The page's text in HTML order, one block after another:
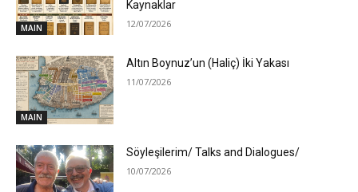
MAIN
Kaynaklar
12/07/2026
MAIN
Altın Boynuz’un (Haliç) İki Yakası
11/07/2026
Söyleşilerim/ Talks and Dialogues/
10/07/2026